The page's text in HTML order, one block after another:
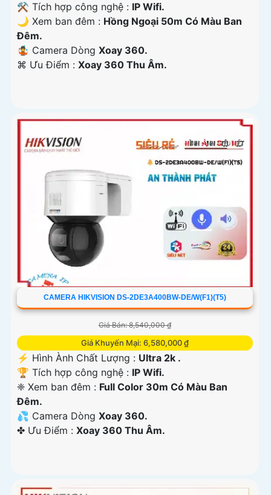
⚒ Tích hợp công nghệ : IP Wifi.
🌙 Xem ban đêm : Hồng Ngoại 50m Có Màu Ban
Đêm.
🤹 Camera Dòng Xoay 360.
️⌘ Ưu Điểm : Xoay 360 Thu Âm.
CAMERA HIKVISION DS-2DE3A400BW-DE/W(F1)(T5)
Giá Bán: 8,540,000 ₫
Giá Khuyến Mại: 6,580,000 ₫
️⚡ Hình Ành Chất Lượng : Ultra 2k .
🏆 Tích hợp công nghệ : IP Wifi.
❈ Xem ban đêm : Full Color 30m Có Màu Ban
Đêm.
💦 Camera Dòng Xoay 360.
️✤ Ưu Điểm : Xoay 360 Thu Âm.